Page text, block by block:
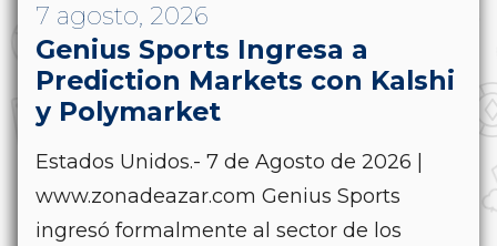
7 agosto, 2026
Genius Sports Ingresa a
Prediction Markets con Kalshi
y Polymarket
Estados Unidos.- 7 de Agosto de 2026 |
www.zonadeazar.com Genius Sports
ingresó formalmente al sector de los